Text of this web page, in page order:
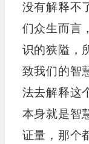
没有解释不
们众生而言
识的狭隘，
致我们的智
法去解释这
本身就是智
证量，那个